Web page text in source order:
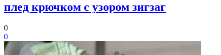
плед крючком с узором зигзаг
0
0